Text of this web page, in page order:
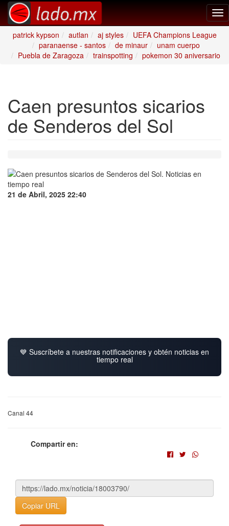
patrick kypson
autlan aj styles
UEFA Champions League
paranaense - santos
de minaur
unam cuerpo
Puebla de Zaragoza
trainspotting pokemon 30 aniversario
Caen presuntos sicarios
de Senderos del Sol
21 de Abril, 2025 22:40
💙 Suscríbete a nuestras notificaciones y obtén noticias en
tiempo real
Canal 44
Compartir en:
Copiar URL